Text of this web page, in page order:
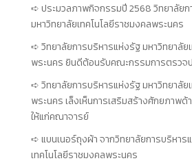
ประมวลภาพกิจกรรมปี 2568 วิทยาลัย
มหาวิทยาลัยเทคโนโลยีราชมงคลพระนคร
วิทยาลัยการบริหารแห่งรัฐ มหาวิทยาลัย
พระนคร ยินดีต้อนรับคณะกรรมการตรวจ
วิทยาลัยการบริหารแห่งรัฐ มหาวิทยาลัย
พระนคร เล็งเห็นการเสริมสร้างศักยภาพ
ให้แก่คณาจารย์
แบนเนอร์ถุงผ้า จากวิทยาลัยการบริหาร
เทคโนโลยีราชมงคลพระนคร